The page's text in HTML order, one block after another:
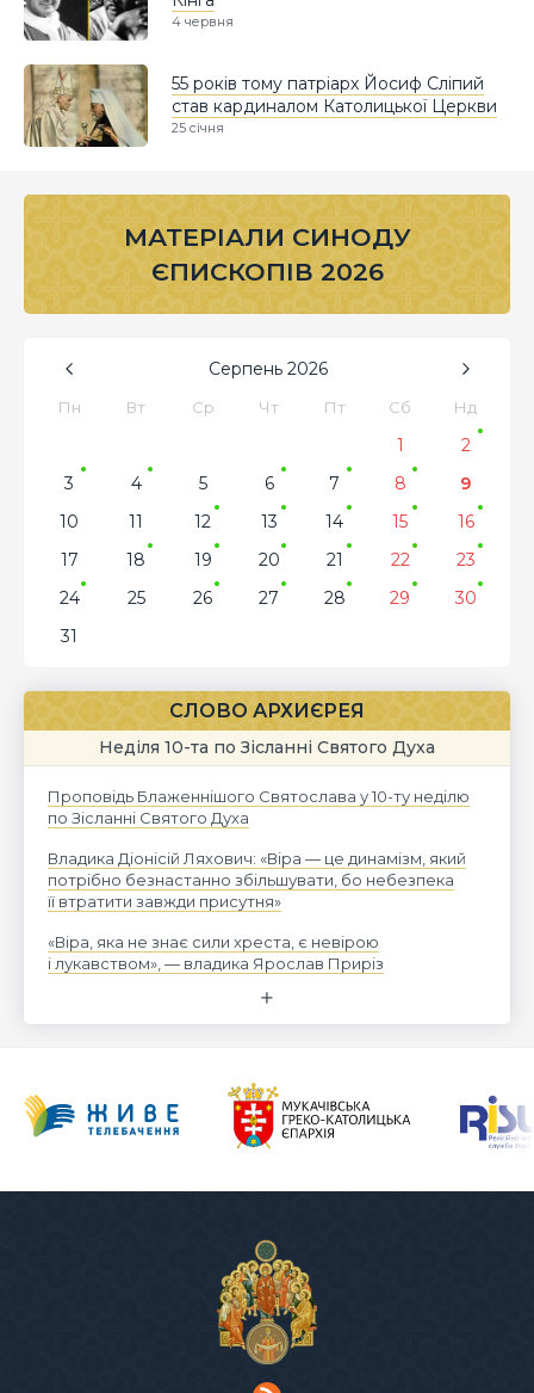
4 червня
55 років тому патріарх Йосиф Сліпий
став кардиналом Католицької Церкви
25 січня
МАТЕРІАЛИ СИНОДУ
ЄПИСКОПІВ 2026
Серпень 2026
Пн Вт Ср Чт Пт Сб Нд
1
2
3
4 5 6 7 8
9
10
11 12 13 14 15
16
17
18 19 20 21 22
23
24
25 26 27 28 29
30
31
СЛОВО АРХИЄРЕЯ
Неділя 10-та по Зісланні Святого Духа
Проповідь Блаженнішого Святослава у 10-ту неділю
по Зісланні Святого Духа
Владика Діонісій Ляхович: «Віра — це динамізм, який
потрібно безнастанно збільшувати, бо небезпека
її втратити завжди присутня»
«Віра, яка не знає сили хреста, є невірою
і лукавством», — владика Ярослав Приріз